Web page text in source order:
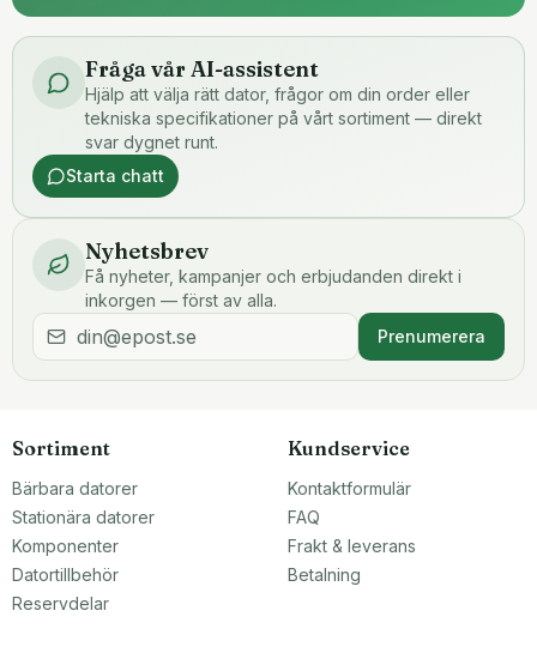
Fråga vår AI-assistent
Hjälp att välja rätt dator, frågor om din order eller
tekniska specifikationer på vårt sortiment — direkt
svar dygnet runt.
Starta chatt
Nyhetsbrev
Få nyheter, kampanjer och erbjudanden direkt i
inkorgen — först av alla.
Prenumerera
Sortiment
Bärbara datorer
Stationära datorer
Komponenter
Datortillbehör
Reservdelar
Kundservice
Kontaktformulär
FAQ
Frakt & leverans
Betalning